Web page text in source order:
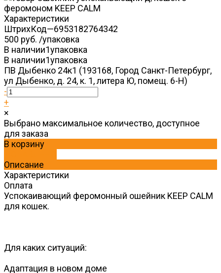
Характеристики
ШтрихКод—6953182764342
500 руб. /упаковка
В наличии1упаковка
В наличии1упаковка
ПВ Дыбенко 24к1 (193168, Город Санкт-Петербург,
ул Дыбенко, д. 24, к. 1, литера Ю, помещ. 6-Н)
-
+
×
Выбрано максимальное количество, доступное
для заказа
В корзину
Описание
Характеристики
Оплата
Успокаивающий феромонный ошейник KEEP CALM
для кошек.
Для каких ситуаций:
Адаптация в новом доме